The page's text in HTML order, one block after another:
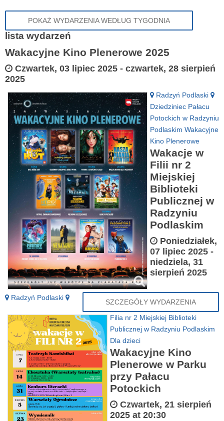
POKAŻ WYDARZENIA WEDŁUG TYGODNIA
lista wydarzeń
Wakacyjne Kino Plenerowe 2025
Czwartek, 03 lipiec 2025 - czwartek, 28 sierpień
2025
Radzyń Podlaski
Dziedziniec Pałacu
Potockich w Radzyniu
Podlaskim Wakacyjne
Kino Plenerowe
SZCZEGÓŁY WYDARZENIA
Wakacje w
Filii nr 2
Miejskiej
Biblioteki
Publicznej w
Radzyniu
Podlaskim
Poniedziałek,
07 lipiec 2025 -
niedziela, 31
sierpień 2025
Radzyń Podlaski
Filia nr 2 Miejskiej Biblioteki
Publicznej w Radzyniu Podlaskim
Dla dzieci
Wakacyjne Kino
Plenerowe w Parku
przy Pałacu
Potockich
Czwartek, 21 sierpień
2025 at 20:30